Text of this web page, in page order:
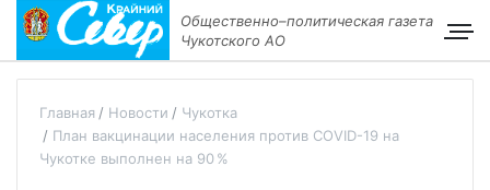
Общественно–политическая газета
Чукотского АО
Главная Новости
Чукотка
План вакцинации населения против COVID-19 на
Чукотке выполнен на 90 %